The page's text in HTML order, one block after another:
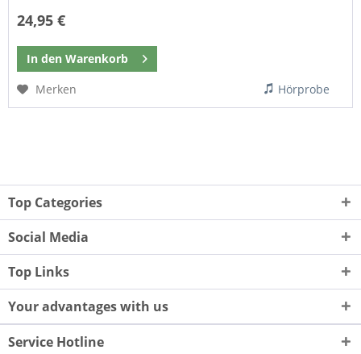
24,95 €
In den Warenkorb
Merken
Hörprobe
Top Categories
Social Media
Top Links
Your advantages with us
Service Hotline